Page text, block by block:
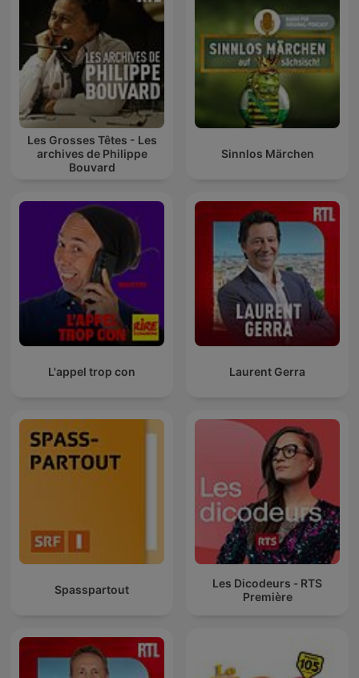
Les Grosses Têtes - Les
archives de Philippe
Bouvard
Sinnlos Märchen
L'appel trop con Laurent Gerra
Spasspartout
Les Dicodeurs ‐ RTS
Première